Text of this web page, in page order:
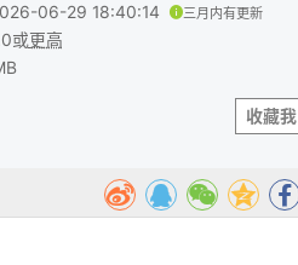
06-29 18:40:14 三月内有更新
或更高
收藏我